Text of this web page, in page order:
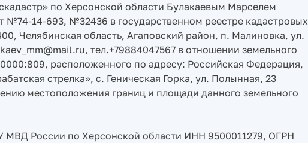
по Херсонской области Булакаевым Марселем
№74-14-693, №32436 в государственном реестре кадастровых
Челябинская область, Агаповский район, п. Малиновка, ул.
тел.+79884047567 в отношении земельного
расположенного по адресу: Российская Федерация,
стрелка», с. Геническая Горка, ул. Полынная, 23
местоположения границ и площади данного земельного
МВД России по Херсонской области ИНН 9500011279, ОГРН